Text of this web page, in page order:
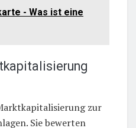
- Was ist eine
zur
Sie bewerten